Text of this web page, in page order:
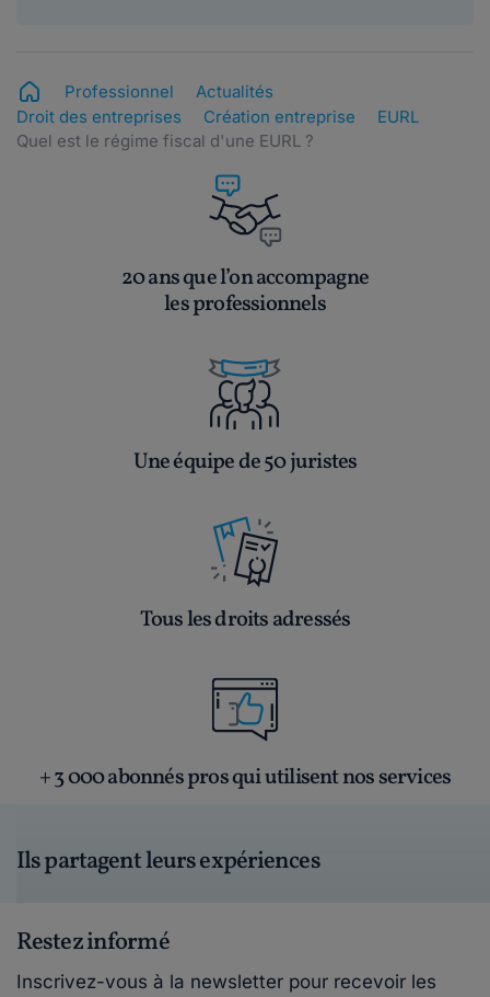
Professionnel
Actualités
Droit des entreprises
Création entreprise
EURL
Quel est le régime fiscal d'une EURL ?
20 ans que l’on accompagne
les professionnels
Une équipe de 50 juristes
Tous les droits adressés
+ 3 000 abonnés pros qui utilisent nos services
Ils partagent leurs expériences
Restez informé
Inscrivez-vous à la newsletter pour recevoir les